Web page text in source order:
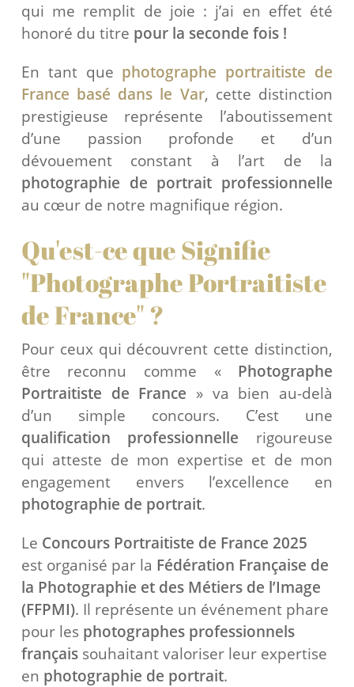
qui me remplit de joie : j’ai en effet été
honoré du titre pour la seconde fois !
En tant que photographe portraitiste de
France basé dans le Var, cette distinction
prestigieuse représente l’aboutissement
d’une passion profonde et d’un
dévouement constant à l’art de la
photographie de portrait professionnelle
au cœur de notre magnifique région.
Qu'est-ce que Signifie
"Photographe Portraitiste
de France" ?
Pour ceux qui découvrent cette distinction,
être reconnu comme « Photographe
Portraitiste de France » va bien au-delà
d’un simple concours. C’est une
qualification professionnelle rigoureuse
qui atteste de mon expertise et de mon
engagement envers l’excellence en
photographie de portrait.
Le Concours Portraitiste de France 2025
estorganisé par la Fédération Française de
la Photographie et des Métiers de l’Image
(FFPMI). Il représente un événement phare
pour les photographes professionnels
françaissouhaitant valoriser leur expertise
en photographie de portrait.